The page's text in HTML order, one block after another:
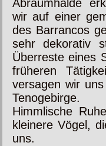
Abraumhalde
wir auf einer
des Barrancos
sehr dekorativ
Überreste eines
früheren
versagen wir
Tenogebirge.
Himmlische
kleinere Vögel,
uns.